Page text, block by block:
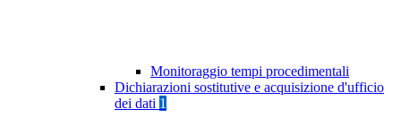
Monitoraggio tempi procedimentali
Dichiarazioni sostitutive e acquisizione d'ufficio
dei dati 1